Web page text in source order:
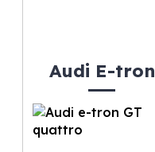
Audi E-tron